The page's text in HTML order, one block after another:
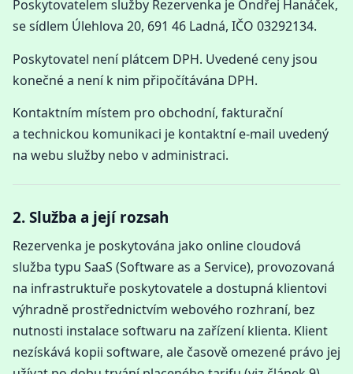
Poskytovatelem služby Rezervenka je Ondřej Hanáček,
se sídlem Úlehlova 20, 691 46 Ladná, IČO 03292134.
Poskytovatel není plátcem DPH. Uvedené ceny jsou
konečné a není k nim připočítávána DPH.
Kontaktním místem pro obchodní, fakturační
a technickou komunikaci je kontaktní e-mail uvedený
na webu služby nebo v administraci.
2. Služba a její rozsah
Rezervenka je poskytována jako online cloudová
služba typu SaaS (Software as a Service), provozovaná
na infrastruktuře poskytovatele a dostupná klientovi
výhradně prostřednictvím webového rozhraní, bez
nutnosti instalace softwaru na zařízení klienta. Klient
nezískává kopii software, ale časově omezené právo jej